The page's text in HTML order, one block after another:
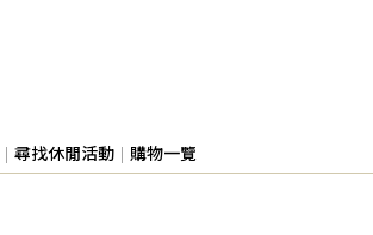
尋找休閒活動 購物一覽